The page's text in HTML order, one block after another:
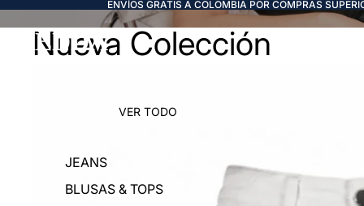
ENVÍOS GRATIS A COLOMBIA POR COMPRAS
FREDDA
VER TODO
JEANS
BLUSAS & TOPS
Nueva Colección